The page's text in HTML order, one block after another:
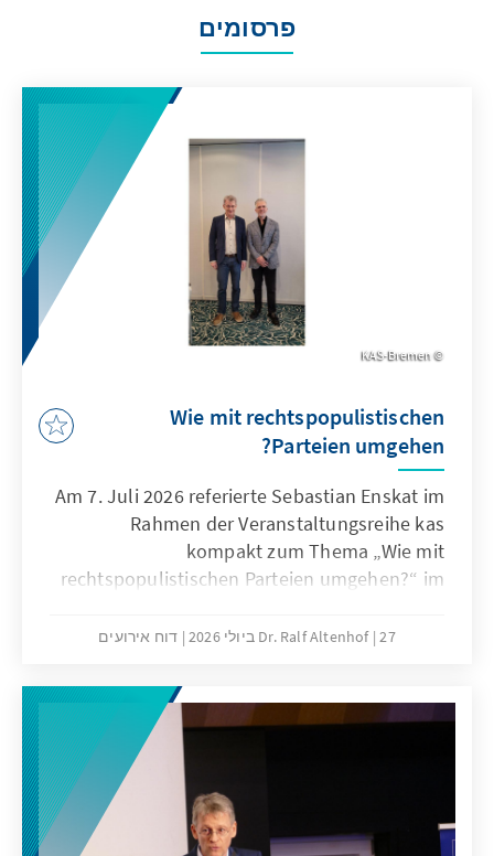
פרסומים
KAS-Bremen
Wie mit rechtspopulistischen
Parteien umgehen?
Am 7. Juli 2026 referierte Sebastian Enskat im
Rahmen der Veranstaltungsreihe kas
kompakt zum Thema „Wie mit
rechtspopulistischen Parteien umgehen?“ im
begrüßte seinen KAS-Kollegen, der das Büro
normalerweise sei der Hinweis, dass ein
Thema besonders aktuell sei, ein gutes
Zeichen. Angesichts des Erstarkens der in
Teilen rechtsextremistischen AfD könne man
das „in diesem Fall leider nicht sagen“.
Dr. Ralf Altenhof 27 ביולי 2026 דוח אירועים